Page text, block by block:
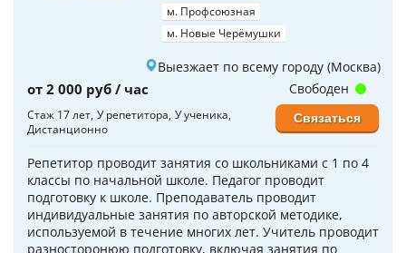
м. Профсоюзная
м. Новые Черёмушки
Выезжает по всему городу (Москва)
от 2 000 руб / час
Стаж 17 лет У репетитора У ученика
Дистанционно
Репетитор проводит занятия со школьниками с 1 по 4
классы по начальной школе. Педагог проводит
подготовку к школе. Преподаватель проводит
индивидуальные занятия по авторской методике,
используемой в течение многих лет. Учитель проводит
разносторонюю подготовку, включая занятия по
Свободен
Связаться